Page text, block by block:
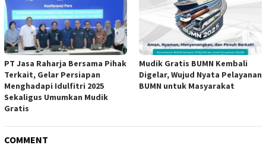
PT Jasa Raharja Bersama Pihak
Terkait, Gelar Persiapan
Menghadapi Idulfitri 2025
Sekaligus Umumkan Mudik
Gratis
Mudik Gratis BUMN Kembali
Digelar, Wujud Nyata Pelayanan
BUMN untuk Masyarakat
COMMENT